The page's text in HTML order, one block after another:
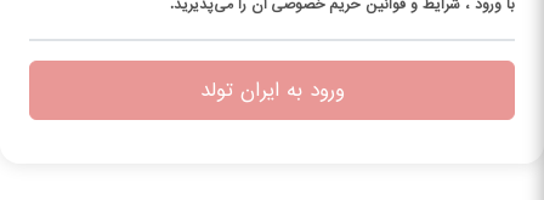
با ورود ، شرایط و قوانین حریم ‌خصوصی آن را می‌پذیرید.
ورود به ایران تولد